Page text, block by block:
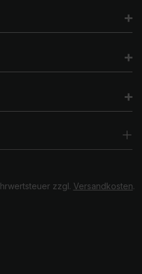
zzgl. Versandkosten.